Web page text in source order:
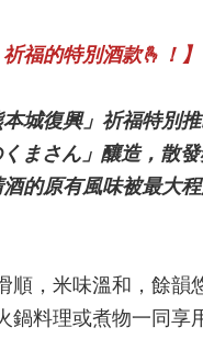
福的特別酒款🫰！】
城復興」祈福特別
まさん」釀造，散
的原有風味被最大
順，米味溫和，餘韻
鍋料理或煮物一同享